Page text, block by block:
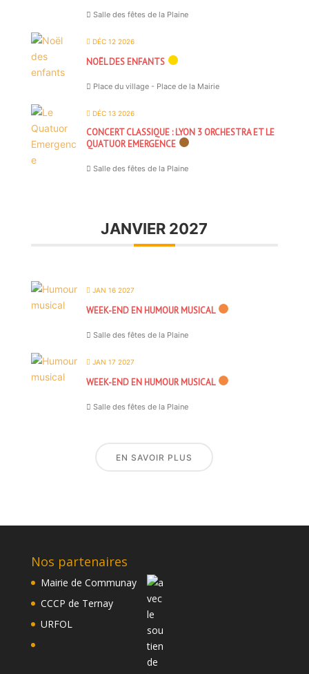
Salle des fêtes de la Plaine
DÉC 12 2026
NOËL DES ENFANTS
Place du village - Place de la Mairie
DÉC 13 2026
CONCERT CLASSIQUE : LYON 3 ORCHESTRA ET LE
QUATUOR EMERGENCE
Salle des fêtes de la Plaine
JANVIER 2027
JAN 16 2027
WEEK-END EN HUMOUR MUSICAL
Salle des fêtes de la Plaine
JAN 17 2027
WEEK-END EN HUMOUR MUSICAL
Salle des fêtes de la Plaine
EN SAVOIR PLUS
Nos partenaires
Mairie de Communay
CCCP de Ternay
URFOL